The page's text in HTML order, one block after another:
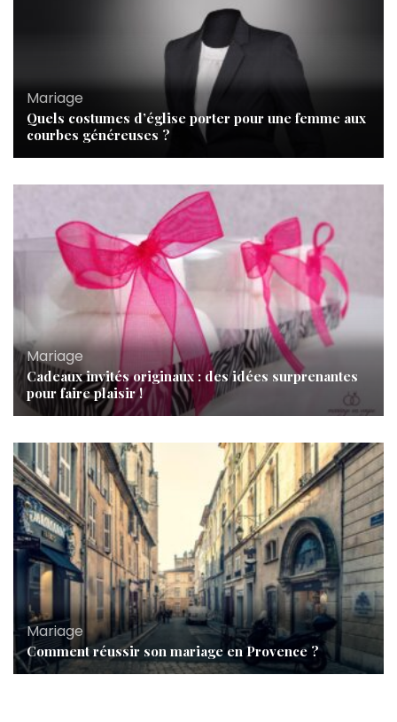
Mariage
Quels costumes d’église porter pour une femme aux
courbes généreuses ?
Mariage
Cadeaux invités originaux : des idées surprenantes
pour faire plaisir !
Mariage
Comment réussir son mariage en Provence ?